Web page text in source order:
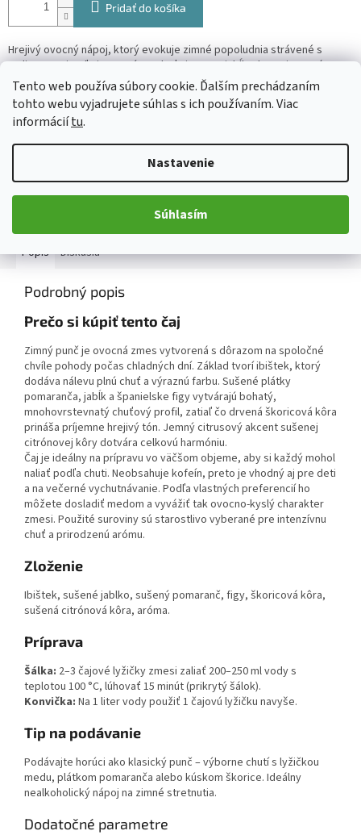
Tento web používa súbory cookie. Ďalším prechádzaním
tohto webu vyjadrujete súhlas s ich používaním. Viac
informáciítu.
Nastavenie
Súhlasím
Pridať do košíka
Hrejivý ovocný nápoj, ktorý evokuje zimné popoludnia strávené s
rodinou a priateľmi. Intenzívna chuť citrusov, jabĺk a korenia vytvára
pravú punčovú atmosféru.
Detailné informácie
OPÝTAŤ SA ZDIEĽAŤ
Popis Diskusia
Podrobný popis
Prečo si kúpiť tento čaj
Zimný punč je ovocná zmes vytvorená s dôrazom na spoločné
chvíle pohody počas chladných dní. Základ tvorí ibištek, ktorý
dodáva nálevu plnú chuť a výraznú farbu. Sušené plátky
pomaranča, jabĺk a španielske figy vytvárajú bohatý,
mnohovrstevnatý chuťový profil, zatiaľ čo drvená škoricová kôra
prináša príjemne hrejivý tón. Jemný citrusový akcent sušenej
citrónovej kôry dotvára celkovú harmóniu.
Čaj je ideálny na prípravu vo väčšom objeme, aby si každý mohol
naliať podľa chuti. Neobsahuje kofeín, preto je vhodný aj pre deti
a na večerné vychutnávanie. Podľa vlastných preferencií ho
môžete dosladiť medom a vyvážiť tak ovocno-kyslý charakter
zmesi. Použité suroviny sú starostlivo vyberané pre intenzívnu
chuť a prirodzenú arómu.
Zloženie
Ibištek, sušené jablko, sušený pomaranč, figy, škoricová kôra,
sušená citrónová kôra, aróma.
Príprava
Šálka: 2–3 čajové lyžičky zmesi zaliať 200–250 ml vody s
teplotou 100 °C, lúhovať 15 minút (prikrytý šálok).
Konvička: Na 1 liter vody použiť 1 čajovú lyžičku navyše.
Tip na podávanie
Podávajte horúci ako klasický punč – výborne chutí s lyžičkou
medu, plátkom pomaranča alebo kúskom škorice. Ideálny
nealkoholický nápoj na zimné stretnutia.
Dodatočné parametre